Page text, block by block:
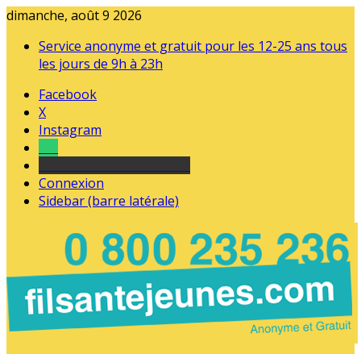
dimanche, août 9 2026
Service anonyme et gratuit pour les 12-25 ans tous
les jours de 9h à 23h
Facebook
X
Instagram
Connexion
Sidebar (barre latérale)